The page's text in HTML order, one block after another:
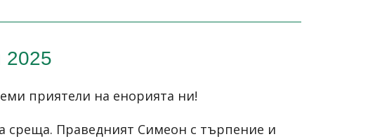
2025
приятели на енорията ни!
среща. Праведният Симеон с търпение и